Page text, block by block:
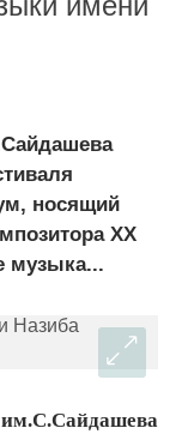
носящий
XX
музыка...